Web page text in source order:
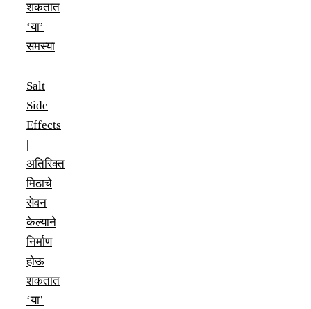
शकतात
‘या’
समस्या
Salt
Side
Effects
|
अतिरिक्त
मिठाचे
सेवन
केल्याने
निर्माण
होऊ
शकतात
‘या’